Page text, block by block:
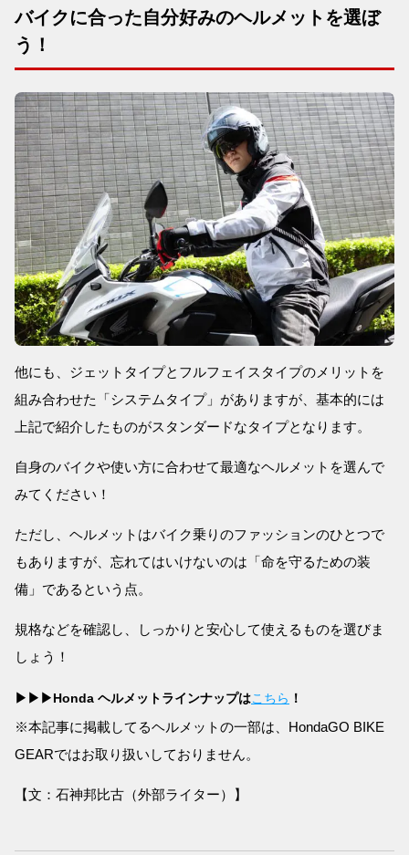
バイクに合った自分好みのヘルメットを選ぼ
う！
他にも、ジェットタイプとフルフェイスタイプのメリットを
組み合わせた「システムタイプ」がありますが、基本的には
上記で紹介したものがスタンダードなタイプとなります。
自身のバイクや使い方に合わせて最適なヘルメットを選んで
みてください！
ただし、ヘルメットはバイク乗りのファッションのひとつで
もありますが、忘れてはいけないのは「命を守るための装
備」であるという点。
規格などを確認し、しっかりと安心して使えるものを選びま
しょう！
▶▶▶Honda ヘルメットラインナップはこちら ！
※本記事に掲載してるヘルメットの一部は、HondaGO BIKE
GEARではお取り扱いしておりません。
【文：石神邦比古（外部ライター）】